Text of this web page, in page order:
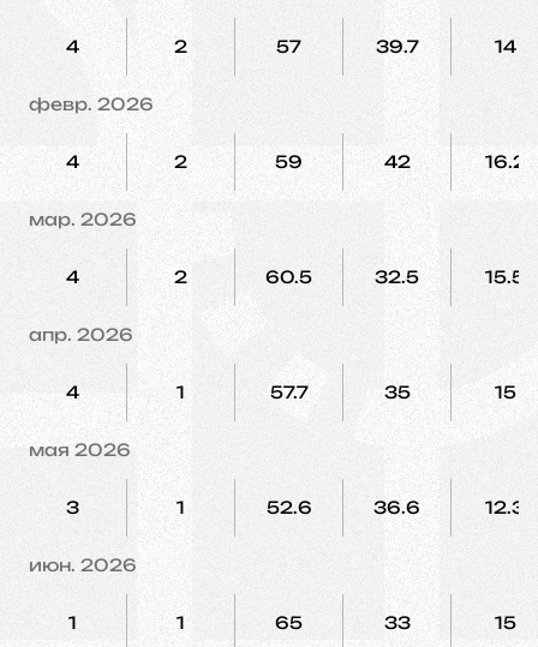
4 2 57 39.7 14
февр. 2026
4 2 59 42 16.2
мар. 2026
4 2 60.5 32.5 15.5
апр. 2026
4 1 57.7 35 15
мая 2026
3 1 52.6 36.6 12.3
июн. 2026
1 1 65 33 15